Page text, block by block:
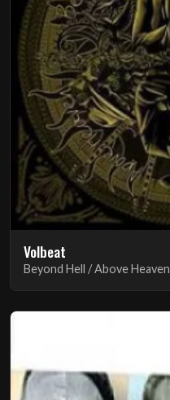
Volbeat
Beyond Hell / Above Heaven